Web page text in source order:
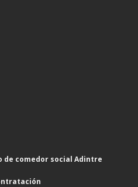
comedor social Adintre